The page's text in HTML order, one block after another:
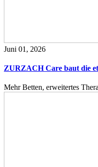
Juni 01, 2026
ZURZACH Care baut die
Mehr Betten, erweitertes